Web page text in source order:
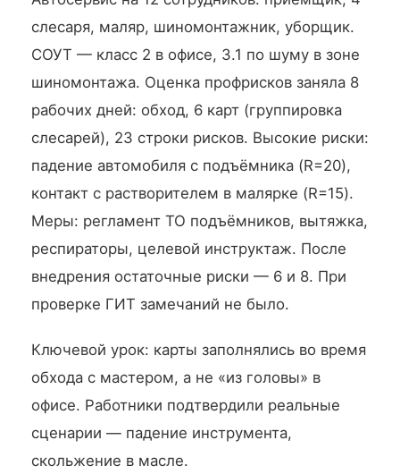
слесаря, маляр, шиномонтажник, уборщик.
СОУТ — класс 2 в офисе, 3.1 по шуму в зоне
шиномонтажа. Оценка профрисков заняла 8
рабочих дней: обход, 6 карт (группировка
слесарей), 23 строки рисков. Высокие риски:
падение автомобиля с подъёмника (R=20),
контакт с растворителем в малярке (R=15).
Меры: регламент ТО подъёмников, вытяжка,
респираторы, целевой инструктаж. После
внедрения остаточные риски — 6 и 8. При
проверке ГИТ замечаний не было.
Ключевой урок: карты заполнялись во время
обхода с мастером, а не «из головы» в
офисе. Работники подтвердили реальные
сценарии — падение инструмента,
скольжение в масле.